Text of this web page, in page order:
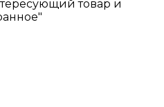
товар и